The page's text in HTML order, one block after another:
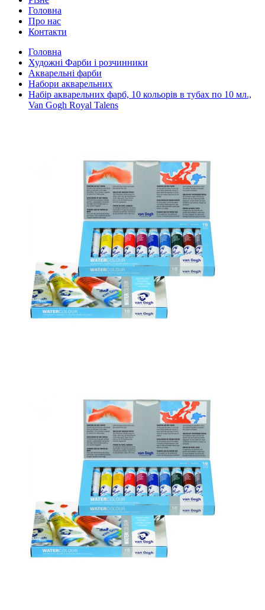
Головна
Про нас
Контакти
Головна
Художні Фарби і розчинники
Акварельні фарби
Набори акварельних
Набір акварельних фарб, 10 кольорів в тубах по 10 мл.,
Van Gogh Royal Talens